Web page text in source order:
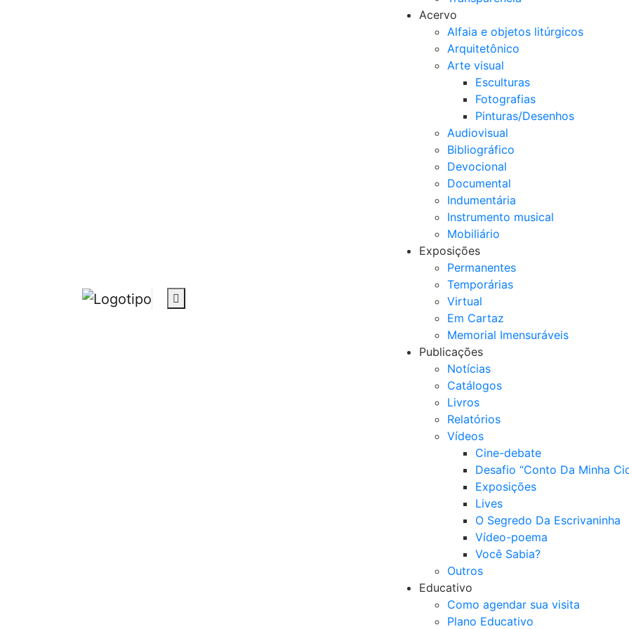
Acervo
Alfaia e objetos litúrgicos
Arquitetônico
Arte visual
Esculturas
Fotografias
Pinturas/Desenhos
Audiovisual
Bibliográfico
Devocional
Documental
Indumentária
Instrumento musical
Mobiliário
Exposições
Permanentes
Temporárias
Virtual
Em Cartaz
Memorial Imensuráveis
Publicações
Notícias
Catálogos
Livros
Relatórios
Vídeos
Cine-debate
Desafio “Conto Da Minha
Exposições
Lives
O Segredo Da Escrivaninha
Vídeo-poema
Você Sabia?
Outros
Educativo
Como agendar sua visita
Plano Educativo